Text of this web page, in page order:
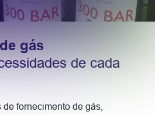
gás
de cada
fornecimento de gás,